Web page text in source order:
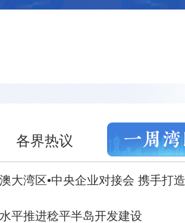
各界热议
手打造央地合作新标杆 共同服务好国家发展大局 黄坤明程福
平推进稔平半岛开发建设